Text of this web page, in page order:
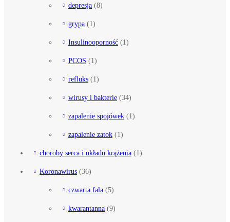
depresja (8)
grypa (1)
Insulinooporność (1)
PCOS (1)
refluks (1)
wirusy i bakterie (34)
zapalenie spojówek (1)
zapalenie zatok (1)
choroby serca i układu krążenia (1)
Koronawirus (36)
czwarta fala (5)
kwarantanna (9)